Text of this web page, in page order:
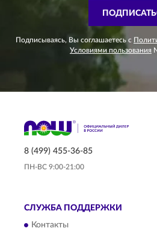
Подписываясь, Вы соглашаетесь с
Условиями пользования
8 (499) 455-36-85
ПН-ВС 9:00-21:00
СЛУЖБА ПОДДЕРЖКИ
Контакты